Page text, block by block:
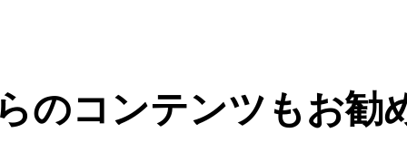
のコンテンツもお勧